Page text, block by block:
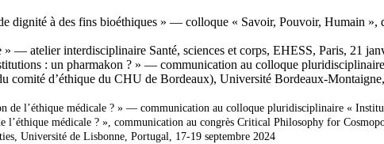
dignité à des fins bioéthiques » — colloque « Savoir, Pouvoir, Humain
» — atelier interdisciplinaire Santé, sciences et corps, EHESS, Paris, 21
: un pharmakon ? » — communication au colloque
comité d’éthique du CHU de Bordeaux), Université Bordeaux-
de l’éthique médicale ? » — communication au colloque pluridisciplinaire «
l’éthique médicale ? », communication au congrès Critical Philosophy for
Université de Lisbonne, Portugal, 17-19 septembre 2024